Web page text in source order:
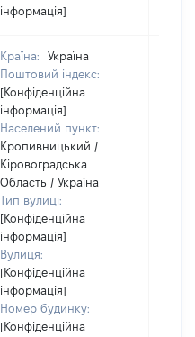
інформація]
Країна:
Україна
Поштовий індекс:
[Конфіденційна
інформація]
Населений пункт:
Кропивницький /
Кіровоградська
Область / Україна
Тип вулиці:
[Конфіденційна
інформація]
Вулиця:
[Конфіденційна
інформація]
Номер будинку:
[Конфіденційна